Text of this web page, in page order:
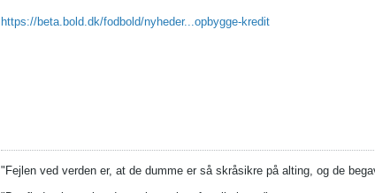
https://beta.bold.dk/fodbold/nyheder...opbygge-kredit
"Fejlen ved verden er, at de dumme er så skråsikre på alting, og de